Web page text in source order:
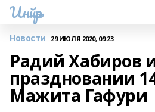
Инйәр
Новости 29 ИЮЛЯ 2020, 09:23
Радий Хабиров
праздновании
Мажита Гафури